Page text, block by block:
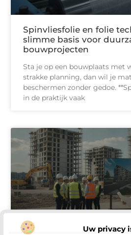
Uw privacy
Spinvliesfolie en folie
slimme basis voor
bouwprojecten
Sta je op een bouwplaats met
strakke planning, dan wil je
beschermen zonder gedoe.
in de praktijk vaak